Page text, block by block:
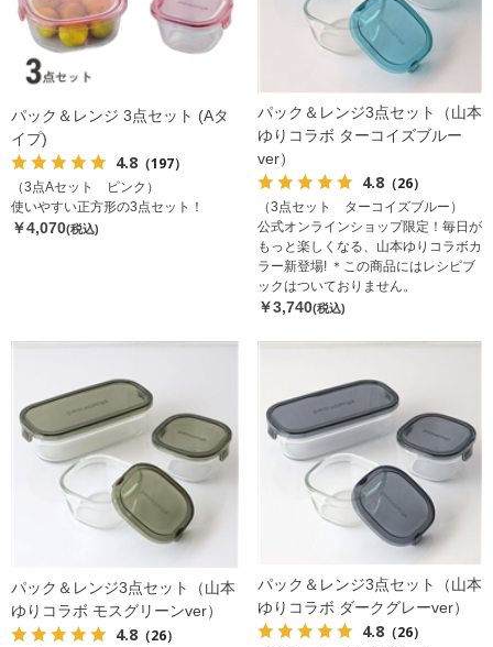
パック＆レンジ 3点セット (Aタ
イプ)
4.8 （197）
（3点Aセット ピンク）
使いやすい正方形の3点セット！
￥4,070(税込)
パック＆レンジ3点セット（山本
ゆりコラボ ターコイズブルー
ver）
4.8 （26）
（3点セット ターコイズブルー）
公式オンラインショップ限定！毎日が
もっと楽しくなる、山本ゆりコラボカ
ラー新登場! ＊この商品にはレシピブ
ックはついておりません。
￥3,740(税込)
パック＆レンジ3点セット（山本
ゆりコラボ モスグリーンver）
4.8 （26）
パック＆レンジ3点セット（山本
ゆりコラボ ダークグレーver）
4.8 （26）